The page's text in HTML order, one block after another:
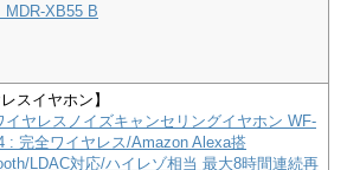
MDR-XB55 B
スイヤホン】
イヤレスノイズキャンセリングイヤホン WF-
: 完全ワイヤレス/Amazon Alexa搭
LDAC対応/ハイレゾ相当 最大8時間連続再